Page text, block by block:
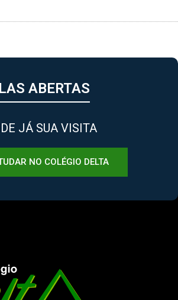
ABERTAS
JÁ SUA VISITA
NO COLÉGIO DELTA